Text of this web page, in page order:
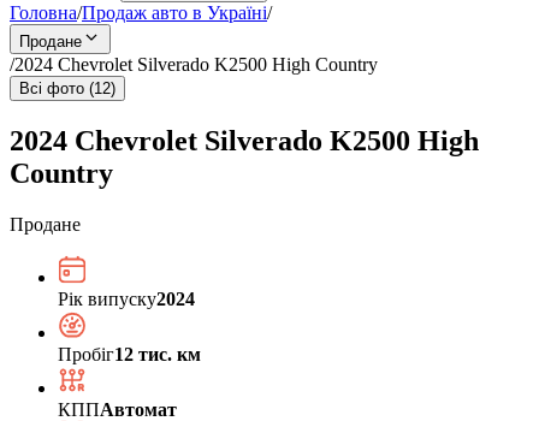
Головна/Продаж авто в Україні/
Продане
/2024 Chevrolet Silverado K2500 High Country
Всі фото (12)
2024 Chevrolet Silverado K2500 High
Country
Продане
Рік випуску2024
Пробіг12 тис. км
КППАвтомат